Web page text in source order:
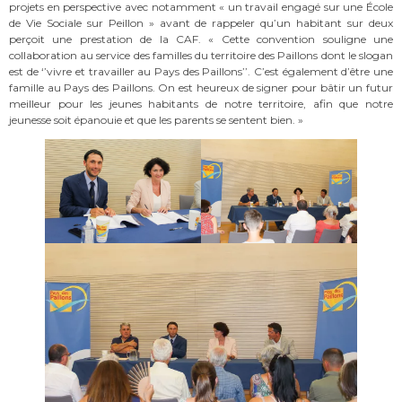
projets en perspective avec notamment « un travail engagé sur une École
de Vie Sociale sur Peillon » avant de rappeler qu’un habitant sur deux
perçoit une prestation de la CAF. « Cette convention souligne une
collaboration au service des familles du territoire des Paillons dont le slogan
est de ‘’vivre et travailler au Pays des Paillons’’. C’est également d’être une
famille au Pays des Paillons. On est heureux de signer pour bâtir un futur
meilleur pour les jeunes habitants de notre territoire, afin que notre
jeunesse soit épanouie et que les parents se sentent bien. »